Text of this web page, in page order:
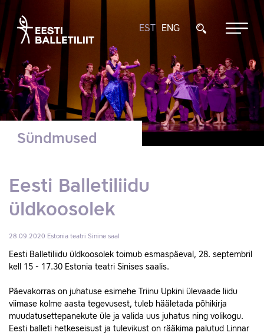
EST ENG
Sündmused
Eesti Balletiliidu
üldkoosolek
28.09.2020 Estonia teatri Sinine saal
Eesti Balletiliidu üldkoosolek toimub esmaspäeval, 28. septembril
kell 15 - 17.30 Estonia teatri Sinises saalis.
Päevakorras on juhatuse esimehe Triinu Upkini ülevaade liidu
viimase kolme aasta tegevusest, tuleb hääletada põhikirja
muudatusettepanekute üle ja valida uus juhatus ning volikogu.
Eesti balleti hetkeseisust ja tulevikust on rääkima palutud Linnar